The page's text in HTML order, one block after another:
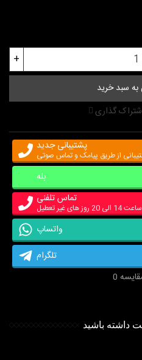
+
به سبد خرید
گذاری
پشتیبانی جدید
از طریق پیامک و تماس صوتی
بله
تماس تلفنی
الی 20 روز های غیر تعطیل
واتساپ
تلگرام
0
داشته باشید